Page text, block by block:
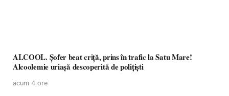
ALCOOL. Șofer beat criță, prins în trafic la Satu Mare!
Alcoolemie uriașă descoperită de polițiști
acum 4 ore